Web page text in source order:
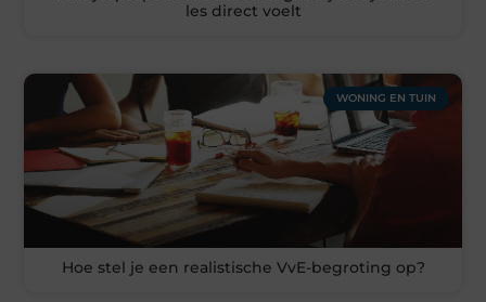
les direct voelt
WONING EN TUIN
Hoe stel je een realistische VvE-begroting op?